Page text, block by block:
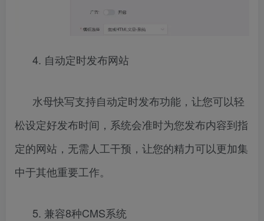
4. 自动定时发布网站
水母快写支持自动定时发布功能，让您可以轻
松设定好发布时间，系统会准时为您发布内容到指
定的网站，无需人工干预，让您的精力可以更加集
中于其他重要工作。
5. 兼容8种CMS系统